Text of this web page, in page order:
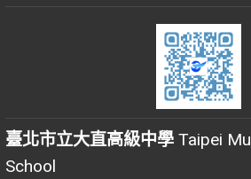
臺北市立大直高級中學 Taipei
School